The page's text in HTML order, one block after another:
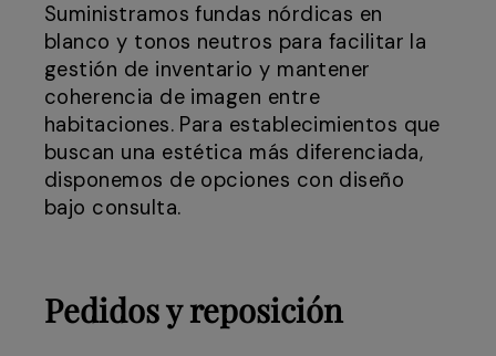
Suministramos fundas nórdicas en
blanco y tonos neutros para facilitar la
gestión de inventario y mantener
coherencia de imagen entre
habitaciones. Para establecimientos que
buscan una estética más diferenciada,
disponemos de opciones con diseño
bajo consulta.
Pedidos y reposición